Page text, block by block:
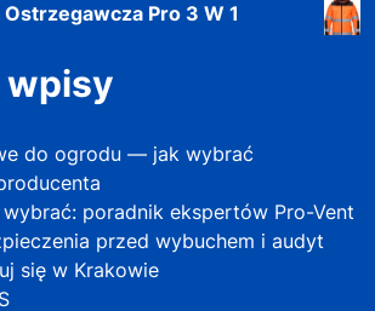
Pro 3 W 1
wpisy
do ogrodu — jak wybrać
poradnik ekspertów Pro-Vent
przed wybuchem i audyt
się w Krakowie